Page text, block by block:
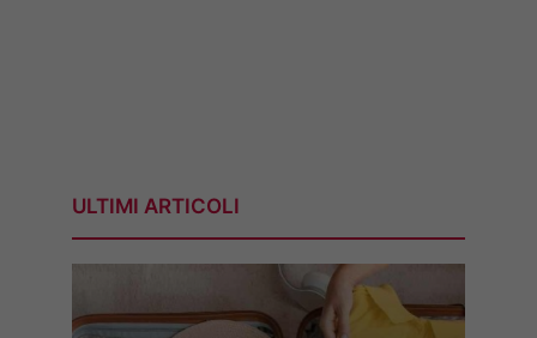
ULTIMI ARTICOLI